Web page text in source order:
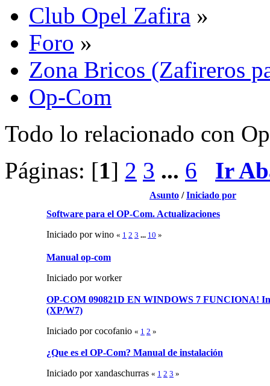
Club Opel Zafira »
Foro »
Zona Bricos (Zafireros
Op-Com
Todo lo relacionado con
Páginas: [1] 2 3 ... 6 Ir
Asunto /Iniciado por
Software para el OP-Com. Actualizaciones
Iniciado por wino « 1 2 3 ... 10 »
Manual op-com
Iniciado por worker
OP-COM 090821D EN WINDOWS 7 FUNCIONA!
(XP/W7)
Iniciado por cocofanio « 1 2 »
¿Que es el OP-Com? Manual de instalación
Iniciado por xandaschurras « 1 2 3 »